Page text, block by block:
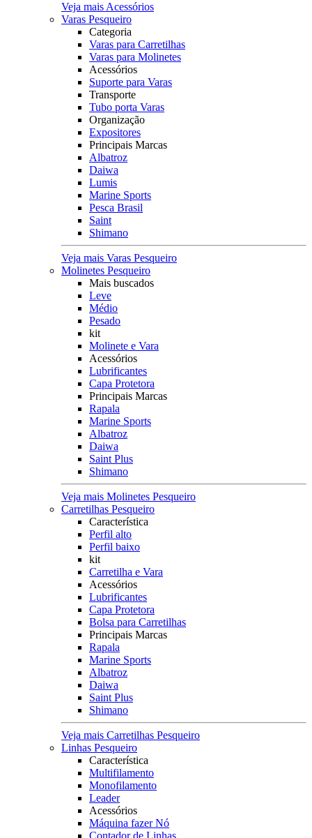
Veja mais Acessórios
Varas Pesqueiro
Categoria
Varas para Carretilhas
Varas para Molinetes
Acessórios
Suporte para Varas
Transporte
Tubo porta Varas
Organização
Expositores
Principais Marcas
Albatroz
Daiwa
Lumis
Marine Sports
Pesca Brasil
Saint
Shimano
Veja mais Varas Pesqueiro
Molinetes Pesqueiro
Mais buscados
Leve
Médio
Pesado
kit
Molinete e Vara
Acessórios
Lubrificantes
Capa Protetora
Principais Marcas
Rapala
Marine Sports
Albatroz
Daiwa
Saint Plus
Shimano
Veja mais Molinetes Pesqueiro
Carretilhas Pesqueiro
Característica
Perfil alto
Perfil baixo
kit
Carretilha e Vara
Acessórios
Lubrificantes
Capa Protetora
Bolsa para Carretilhas
Principais Marcas
Rapala
Marine Sports
Albatroz
Daiwa
Saint Plus
Shimano
Veja mais Carretilhas Pesqueiro
Linhas Pesqueiro
Característica
Multifilamento
Monofilamento
Leader
Acessórios
Máquina fazer Nó
Contador de Linhas